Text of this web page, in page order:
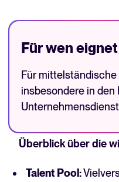
Für wen
Für
insbesondere in den
Überblick über die
Talent Pool: